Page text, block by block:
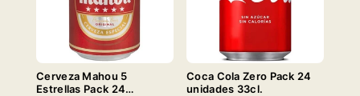
Cerveza Mahou 5
Estrellas Pack 24
Coca Cola Zero Pack 24
unidades 33cl.